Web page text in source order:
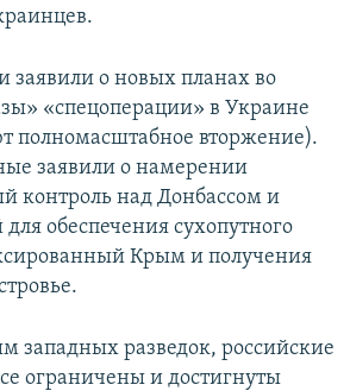
заявили о новых планах во
«спецоперации» в Украине
полномасштабное вторжение).
заявили о намерении
контроль над Донбассом и
обеспечения сухопутного
Крым и получения
западных разведок, российские
ограничены и достигнуты